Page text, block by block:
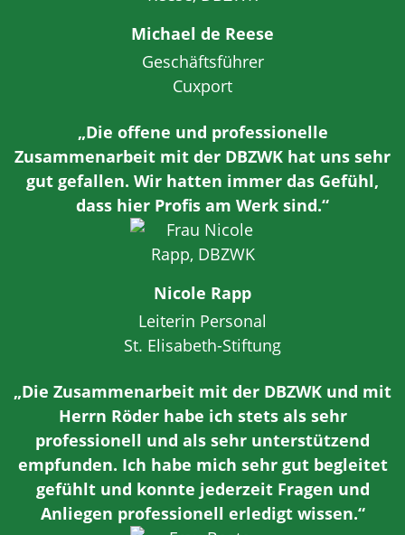
Michael de Reese
Geschäftsführer
Cuxport
„Die offene und professionelle
Zusammenarbeit mit der DBZWK hat uns sehr
gut gefallen. Wir hatten immer das Gefühl,
dass hier Profis am Werk sind.“
Nicole Rapp
Leiterin Personal
St. Elisabeth-Stiftung
„Die Zusammenarbeit mit der DBZWK und mit
Herrn Röder habe ich stets als sehr
professionell und als sehr unterstützend
empfunden. Ich habe mich sehr gut begleitet
gefühlt und konnte jederzeit Fragen und
Anliegen professionell erledigt wissen.“